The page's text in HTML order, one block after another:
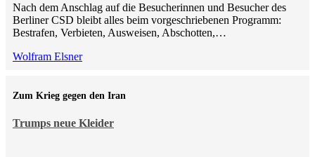
Nach dem Anschlag auf die Besucherinnen und Besucher des
Berliner CSD bleibt alles beim vorgeschriebenen Programm:
Bestrafen, Verbieten, Ausweisen, Abschotten,…
Wolfram Elsner
Trumps neue Kleider
Zum Krieg gegen den Iran